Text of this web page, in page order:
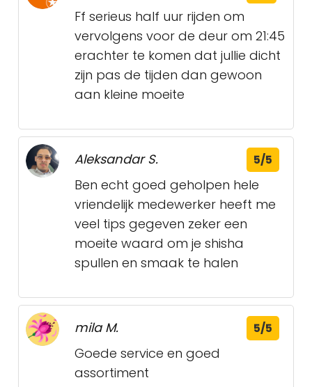
Ff serieus half uur rijden om
vervolgens voor de deur om 21:45
erachter te komen dat jullie dicht
zijn pas de tijden dan gewoon
aan kleine moeite
Aleksandar S. 5/5
Ben echt goed geholpen hele
vriendelijk medewerker heeft me
veel tips gegeven zeker een
moeite waard om je shisha
spullen en smaak te halen
mila M. 5/5
Goede service en goed
assortiment